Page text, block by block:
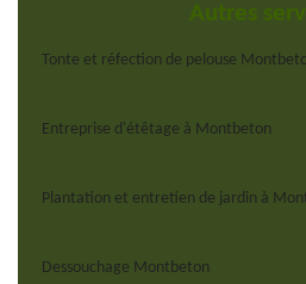
Autres
Tonte et réfection de pelouse
Entreprise d'étêtage à Montbeton
Plantation et entretien de jardin à
Dessouchage Montbeton